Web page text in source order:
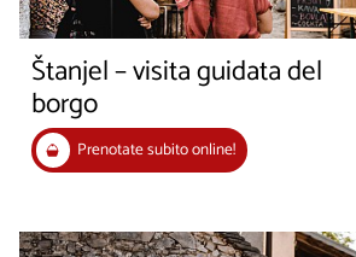
Štanjel – visita guidata del
borgo
Prenotate subito online!